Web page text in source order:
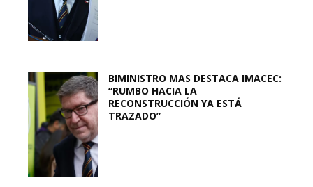
BIMINISTRO MAS DESTACA IMACEC:
“RUMBO HACIA LA
RECONSTRUCCIÓN YA ESTÁ
TRAZADO”